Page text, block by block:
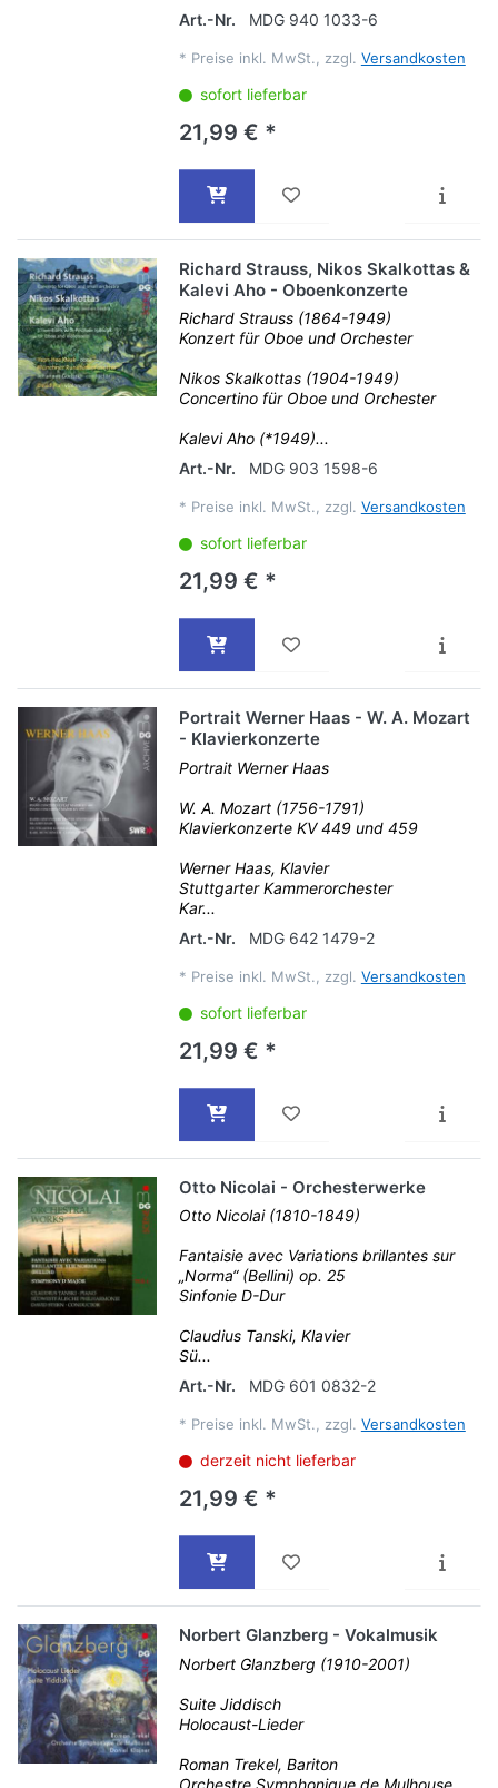
Art.-Nr.
MDG 940 1033-6
* Preise inkl. MwSt., zzgl. Versandkosten
sofort lieferbar
21,99 € *
Richard Strauss, Nikos Skalkottas &
Kalevi Aho - Oboenkonzerte
Richard Strauss (1864-1949)
Konzert für Oboe und Orchester
Nikos Skalkottas (1904-1949)
Concertino für Oboe und Orchester
Kalevi Aho (*1949)...
Art.-Nr.
MDG 903 1598-6
* Preise inkl. MwSt., zzgl. Versandkosten
sofort lieferbar
21,99 € *
Portrait Werner Haas - W. A. Mozart
- Klavierkonzerte
Portrait Werner Haas
W. A. Mozart (1756-1791)
Klavierkonzerte KV 449 und 459
Werner Haas, Klavier
Stuttgarter Kammerorchester
Kar...
Art.-Nr.
MDG 642 1479-2
* Preise inkl. MwSt., zzgl. Versandkosten
sofort lieferbar
21,99 € *
Otto Nicolai - Orchesterwerke
Otto Nicolai (1810-1849)
Fantaisie avec Variations brillantes sur
„Norma“ (Bellini) op. 25
Sinfonie D-Dur
Claudius Tanski, Klavier
Sü...
Art.-Nr.
MDG 601 0832-2
* Preise inkl. MwSt., zzgl. Versandkosten
derzeit nicht lieferbar
21,99 € *
Norbert Glanzberg - Vokalmusik
Norbert Glanzberg (1910-2001)
Suite Jiddisch
Holocaust-Lieder
Roman Trekel, Bariton
Orchestre Symphonique de Mulhouse